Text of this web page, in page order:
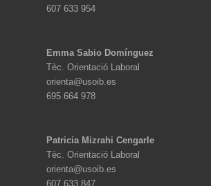
607 633 954
Emma Sabio Domínguez
Tèc. Orientació Laboral
orienta@usoib.es
695 664 978
Patricia Mizrahi Cengarle
Tèc. Orientació Laboral
orienta@usoib.es
607 633 847